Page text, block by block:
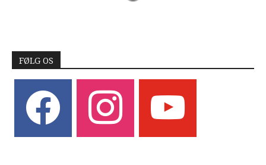
FØLG OS
instagram